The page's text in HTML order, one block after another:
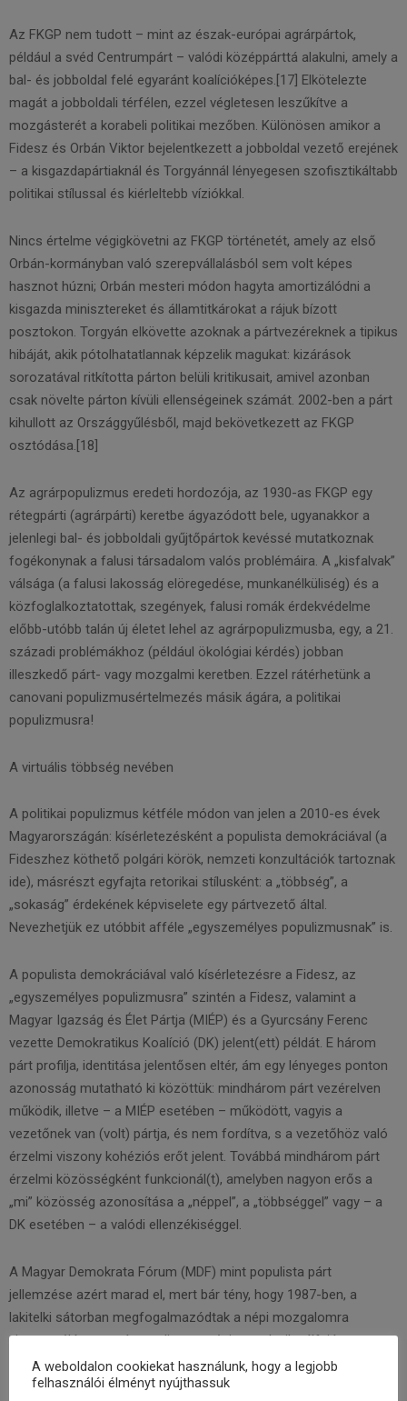
Az FKGP nem tudott – mint az észak-európai agrárpártok,
például a svéd Centrumpárt – valódi középpárttá alakulni, amely a
bal- és jobboldal felé egyaránt koalícióképes.[17] Elkötelezte
magát a jobboldali térfélen, ezzel végletesen leszűkítve a
mozgásterét a korabeli politikai mezőben. Különösen amikor a
Fidesz és Orbán Viktor bejelentkezett a jobboldal vezető erejének
– a kisgazdapártiaknál és Torgyánnál lényegesen szofisztikáltabb
politikai stílussal és kiérleltebb víziókkal.
Nincs értelme végigkövetni az FKGP történetét, amely az első
Orbán-kormányban való szerepvállalásból sem volt képes
hasznot húzni; Orbán mesteri módon hagyta amortizálódni a
kisgazda minisztereket és államtitkárokat a rájuk bízott
posztokon. Torgyán elkövette azoknak a pártvezéreknek a tipikus
hibáját, akik pótolhatatlannak képzelik magukat: kizárások
sorozatával ritkította párton belüli kritikusait, amivel azonban
csak növelte párton kívüli ellenségeinek számát. 2002-ben a párt
kihullott az Országgyűlésből, majd bekövetkezett az FKGP
osztódása.[18]
Az agrárpopulizmus eredeti hordozója, az 1930-as FKGP egy
rétegpárti (agrárpárti) keretbe ágyazódott bele, ugyanakkor a
jelenlegi bal- és jobboldali gyűjtőpártok kevéssé mutatkoznak
fogékonynak a falusi társadalom valós problémáira. A „kisfalvak”
válsága (a falusi lakosság elöregedése, munkanélküliség) és a
közfoglalkoztatottak, szegények, falusi romák érdekvédelme
előbb-utóbb talán új életet lehel az agrárpopulizmusba, egy, a 21.
századi problémákhoz (például ökológiai kérdés) jobban
illeszkedő párt- vagy mozgalmi keretben. Ezzel rátérhetünk a
canovani populizmusértelmezés másik ágára, a politikai
populizmusra!
A virtuális többség nevében
A politikai populizmus kétféle módon van jelen a 2010-es évek
Magyarországán: kísérletezésként a populista demokráciával (a
Fideszhez köthető polgári körök, nemzeti konzultációk tartoznak
ide), másrészt egyfajta retorikai stílusként: a „többség”, a
„sokaság” érdekének képviselete egy pártvezető által.
Nevezhetjük ez utóbbit afféle „egyszemélyes populizmusnak” is.
A populista demokráciával való kísérletezésre a Fidesz, az
„egyszemélyes populizmusra” szintén a Fidesz, valamint a
Magyar Igazság és Élet Pártja (MIÉP) és a Gyurcsány Ferenc
vezette Demokratikus Koalíció (DK) jelent(ett) példát. E három
párt profilja, identitása jelentősen eltér, ám egy lényeges ponton
azonosság mutatható ki közöttük: mindhárom párt vezérelven
működik, illetve – a MIÉP esetében – működött, vagyis a
vezetőnek van (volt) pártja, és nem fordítva, s a vezetőhöz való
érzelmi viszony kohéziós erőt jelent. Továbbá mindhárom párt
érzelmi közösségként funkcionál(t), amelyben nagyon erős a
„mi” közösség azonosítása a „néppel”, a „többséggel” vagy – a
DK esetében – a valódi ellenzékiséggel.
A Magyar Demokrata Fórum (MDF) mint populista párt
jellemzése azért marad el, mert bár tény, hogy 1987-ben, a
lakitelki sátorban megfogalmazódtak a népi mozgalomra
visszanyúló, az agrárpopulizmus népi-narodnyik válfaját
reprezentáló gondolatok (például Csurka István Szabó Dezső-i
ihletésű nemzethalál-víziója, Csengey Dénes „levegőosztás”
A weboldalon cookiekat használunk, hogy a legjobb
felhasználói élményt nyújthassuk